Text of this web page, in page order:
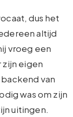
dus het
altijd
vroeg een
eigen
van
was om zijn
uitingen.